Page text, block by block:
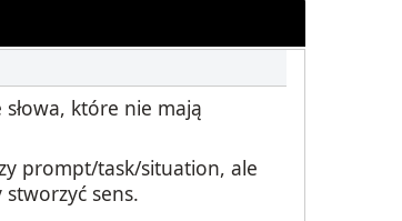
które nie mają
prompt/task/situation, ale
stworzyć sens.